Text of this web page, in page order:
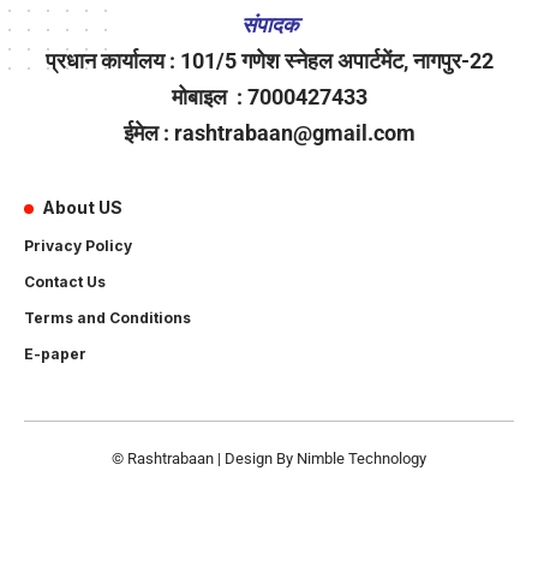
संपादक
प्रधान कार्यालय : 101/5 गणेश स्नेहल अपार्टमेंट, नागपुर-22
मोबाइल : 7000427433
ईमेल : rashtrabaan@gmail.com
About US
Privacy Policy
Contact Us
Terms and Conditions
E-paper
© Rashtrabaan | Design By Nimble Technology